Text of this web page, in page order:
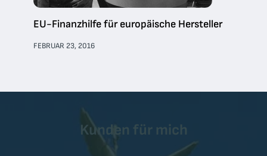
EU-Finanzhilfe für europäische Hersteller
FEBRUAR 23, 2016
Kunden für mich